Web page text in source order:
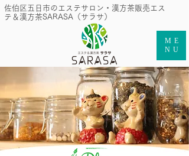
​佐伯区五日市のエステサロン・漢方茶販売エス
テ＆漢方茶SARASA（サラサ）
ME
NU